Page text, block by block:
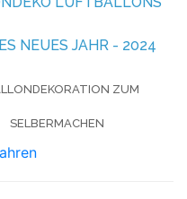
NEUES JAHR - 2024
ZUM
SELBERMACHEN